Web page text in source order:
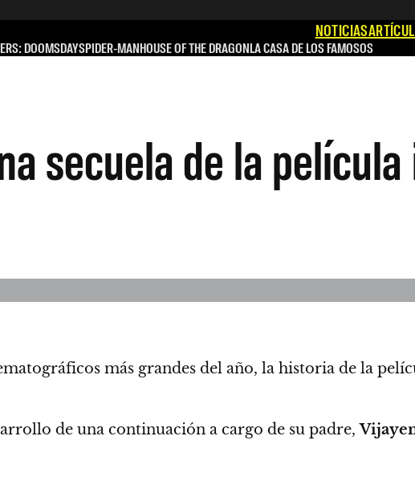
NOTICIAS
DOOMSDAYSPIDER-MANHOUSE OF THE DRAGONLA CASA DE LOS FAMOSOS
secuela de la película
más grandes del año, la historia de la
de una continuación a cargo de su padre,